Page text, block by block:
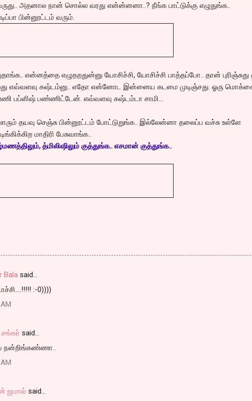
அதனால நான் சொல்ல வரது என்ன்னனா..? நீங்க பாட்டுக்கு எழுதுங்க..
பின்னூட்டம் வரும்.
என்னத்தை எழுதறதுன்னு யோசிச்சி, யோசிச்சி பாத்தப்போ.. தான் புரிஞ்சுது
எவ்வளவு கஷ்டம்னு.. எதோ என்னோட இன்னைய கடமை முடிஞ்சது. ஓரு
பப்ளிஷ் பண்ணிட்டேன். எவ்வளவு கஷ்டம்டா சாமி...
தயவு செஞ்சு பின்னூட்டம் போட்டுறுங்க.. இல்லேன்னா தலைப்ப வச்சு உள்ளே
மாதிரி பேசுவாங்க..
த்மிலிஷிலும் குத்துங்க.. எசமான் குத்துங்க..
Bala said…
:-0))))
சங்கர் said…
நன்றிங்கண்ணா..
ஜமால் said…